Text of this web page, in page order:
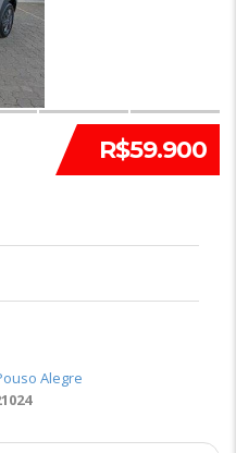
R$59.900
Alegre